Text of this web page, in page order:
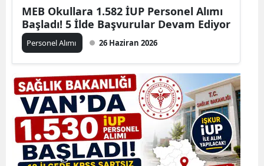
MEB Okullara 1.582 İUP Personel Alımı
Başladı! 5 İlde Başvurular Devam Ediyor
Personel Alımı 26 Haziran 2026